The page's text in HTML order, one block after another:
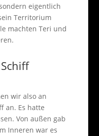
eigentlich
Territorium
machten Teri und
wir also an
an. Es hatte
Von außen gab
Inneren war es